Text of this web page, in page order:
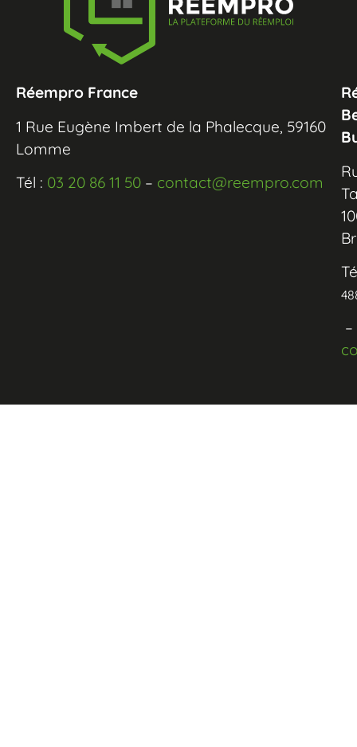
Réempro France
1 Rue Eugène Imbert de la Phalecque, 59160
Lomme
Tél : 03 20 86 11 50 – contact@reempro.com
–